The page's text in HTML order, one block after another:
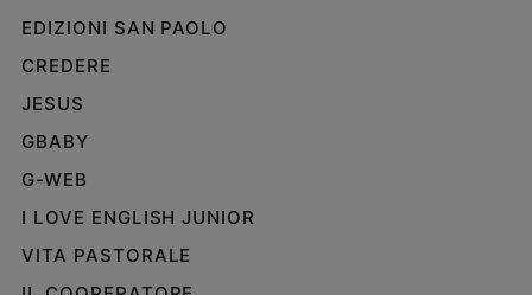
e
Adolescenza
Bioetica
EDIZIONI SAN PAOLO
CREDERE
JESUS
GBABY
G-WEB
I LOVE ENGLISH JUNIOR
VITA PASTORALE